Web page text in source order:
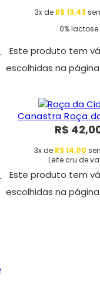
3x de R$ 13,43
0% lactose
Este produto tem
escolhidas na
Canastra Roça
R$
3x de R$ 14,00
Leite cru de
Este produto tem
escolhidas na